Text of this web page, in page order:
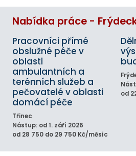
Nabídka práce -
Pracovníci přímé
obslužné péče v
oblasti
ambulantních a
terénních služeb a
pečovatelé v oblasti
domácí péče
Třinec
Nástup: od 1. září 2026
od 28 750 do 29 750 Kč/měsíc
od